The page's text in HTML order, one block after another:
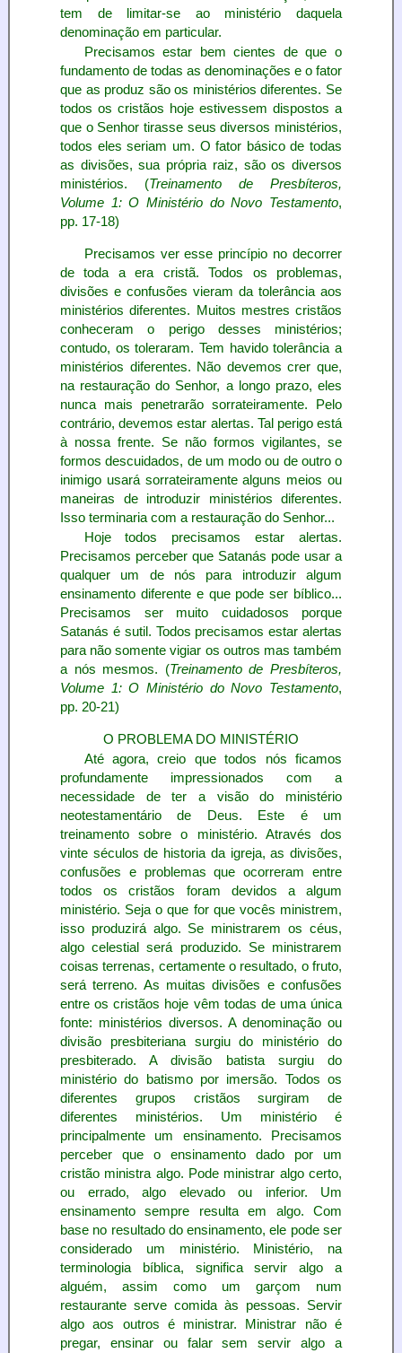
tem de limitar-se ao ministério daquela
denominação em particular.
Precisamos estar bem cientes de que o
fundamento de todas as denominações e o fator
que as produz são os ministérios diferentes. Se
todos os cristãos hoje estivessem dispostos a
que o Senhor tirasse seus diversos ministérios,
todos eles seriam um. O fator básico de todas
as divisões, sua própria raiz, são os diversos
ministérios. (Treinamento de Presbíteros,
Volume 1: O Ministério do Novo Testamento,
pp. 17-18)
Precisamos ver esse princípio no decorrer
de toda a era cristã. Todos os problemas,
divisões e confusões vieram da tolerância aos
ministérios diferentes. Muitos mestres cristãos
conheceram o perigo desses ministérios;
contudo, os toleraram. Tem havido tolerância a
ministérios diferentes. Não devemos crer que,
na restauração do Senhor, a longo prazo, eles
nunca mais penetrarão sorrateiramente. Pelo
contrário, devemos estar alertas. Tal perigo está
à nossa frente. Se não formos vigilantes, se
formos descuidados, de um modo ou de outro o
inimigo usará sorrateiramente alguns meios ou
maneiras de introduzir ministérios diferentes.
Isso terminaria com a restauração do Senhor...
Hoje todos precisamos estar alertas.
Precisamos perceber que Satanás pode usar a
qualquer um de nós para introduzir algum
ensinamento diferente e que pode ser bíblico...
Precisamos ser muito cuidadosos porque
Satanás é sutil. Todos precisamos estar alertas
para não somente vigiar os outros mas também
a nós mesmos. (Treinamento de Presbíteros,
Volume 1: O Ministério do Novo Testamento,
pp. 20-21)
O PROBLEMA DO MINISTÉRIO
Até agora, creio que todos nós ficamos
profundamente impressionados com a
necessidade de ter a visão do ministério
neotestamentário de Deus. Este é um
treinamento sobre o ministério. Através dos
vinte séculos de historia da igreja, as divisões,
confusões e problemas que ocorreram entre
todos os cristãos foram devidos a algum
ministério. Seja o que for que vocês ministrem,
isso produzirá algo. Se ministrarem os céus,
algo celestial será produzido. Se ministrarem
coisas terrenas, certamente o resultado, o fruto,
será terreno. As muitas divisões e confusões
entre os cristãos hoje vêm todas de uma única
fonte: ministérios diversos. A denominação ou
divisão presbiteriana surgiu do ministério do
presbiterado. A divisão batista surgiu do
ministério do batismo por imersão. Todos os
diferentes grupos cristãos surgiram de
diferentes ministérios. Um ministério é
principalmente um ensinamento. Precisamos
perceber que o ensinamento dado por um
cristão ministra algo. Pode ministrar algo certo,
ou errado, algo elevado ou inferior. Um
ensinamento sempre resulta em algo. Com
base no resultado do ensinamento, ele pode ser
considerado um ministério. Ministério, na
terminologia bíblica, significa servir algo a
alguém, assim como um garçom num
restaurante serve comida às pessoas. Servir
algo aos outros é ministrar. Ministrar não é
pregar, ensinar ou falar sem servir algo a